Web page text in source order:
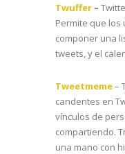
Twuffer –
Permite que los
componer una
tweets, y el
Tweetmeme–
candentes en
vínculos de
compartiendo.
una mano con